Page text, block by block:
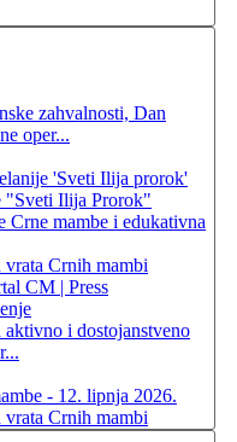
zahvalnosti, Dan
oper...
'Sveti Ilija prorok'
mambe i edukativna
CM | Press
aktivno i dostojanstveno
- 12. lipnja 2026.